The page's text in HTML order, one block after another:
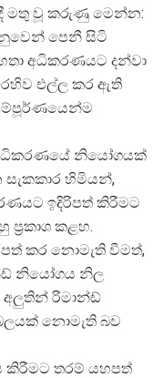
මතු වූ කරුණු මෙන්න:
පෙනී සිටි
අධිකරණයට දන්වා
එල්ල කර ඇති
අධිකරණයේ නියෝගයක්
හිමියන්,
ඉදිරිපත් කිරීමට
ප්රකාශ කළහ.
කර නොමැති වීමත්,
නියෝගය නිල
රිමාන්ඩ්
නොමැති බව
කිරීමට තරම් යහපත්